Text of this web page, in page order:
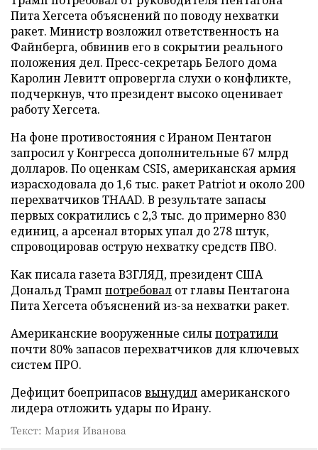
Пита Хегсета объяснений по поводу нехватки
ракет. Министр возложил ответственность на
Файнберга, обвинив его в сокрытии реального
положения дел. Пресс-секретарь Белого дома
Каролин Левитт опровергла слухи о конфликте,
подчеркнув, что президент высоко оценивает
работу Хегсета.
На фоне противостояния с Ираном Пентагон
запросил у Конгресса дополнительные 67 млрд
долларов. По оценкам CSIS, американская армия
израсходовала до 1,6 тыс. ракет Patriot и около 200
перехватчиков THAAD. В результате запасы
первых сократились с 2,3 тыс. до примерно 830
единиц, а арсенал вторых упал до 278 штук,
спровоцировав острую нехватку средств ПВО.
Как писала газета ВЗГЛЯД, президент США
Дональд Трамп потребовал от главы Пентагона
Пита Хегсета объяснений из-за нехватки ракет.
Американские вооруженные силыпотратили
почти 80% запасов перехватчиков для ключевых
систем ПРО.
Дефицит боеприпасов вынудил американского
лидера отложить удары по Ирану.
Текст: Мария Иванова